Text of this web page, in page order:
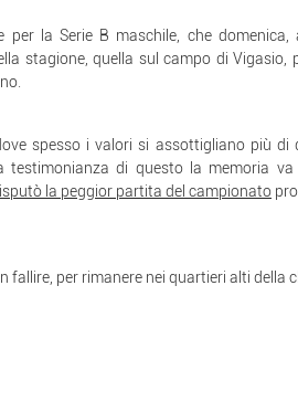
per la Serie B maschile, che
stagione, quella sul campo di Vigasio,
spesso i valori si assottigliano più
testimonianza di questo la memoria
la peggior partita del campionato
fallire, per rimanere nei quartieri alti della